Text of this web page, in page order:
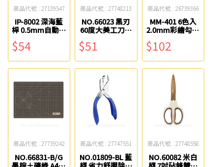
商品代號 : 27139547
IP-8002 深海藍
桿 0.5mm自動鉛
$54
商品代號 : 27748213
NO.66023 黑刃
60度大美工刀片
$51
商品代號 : 26739366
MM-401 6色入
2.0mm彩繪勾邊
$102
商品代號 : 27739242
NO.66831-B/G
商品代號 : 27747551
NO.01809-BL 藍
商品代號 : 27748558
NO.60082 米白